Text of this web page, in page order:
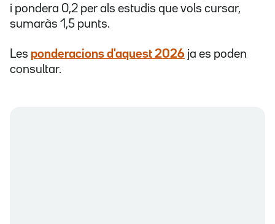
i pondera 0,2 per als estudis que vols cursar,
sumaràs 1,5 punts.
Les ponderacions d'aquest 2026 ja es poden
consultar.